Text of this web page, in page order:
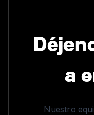
a
Nuestro